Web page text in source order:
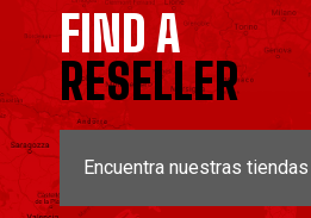
FIND A
RESELLER
Encuentra nuestras tiendas